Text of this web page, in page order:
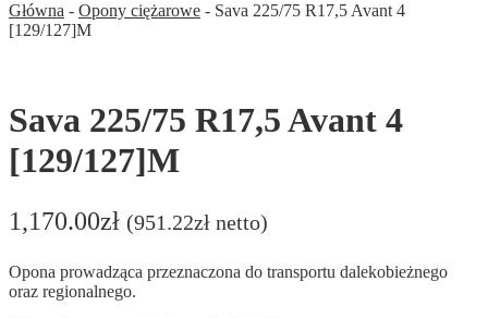
Główna - Opony ciężarowe - Sava 225/75 R17,5 Avant 4
[129/127]M
Sava 225/75 R17,5 Avant 4
[129/127]M
1,170.00zł (951.22zł netto)
Opona prowadząca przeznaczona do transportu dalekobieżnego
oraz regionalnego.